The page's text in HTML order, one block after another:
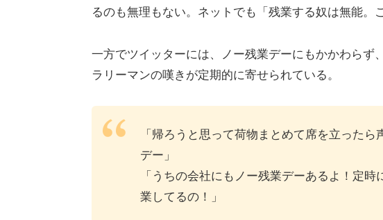
るのも無理もない。ネットでも「残業する奴は無能。
一方でツイッターには、ノー残業デーにもかかわらず
ラリーマンの嘆きが定期的に寄せられている。
「帰ろうと思って荷物まとめて席を立った
デー」
「うちの会社にもノー残業デーあるよ！定
業してるの！」